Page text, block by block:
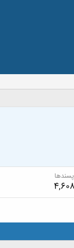
پسندها